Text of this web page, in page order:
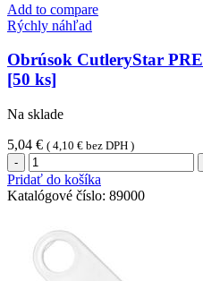
Add to compare
Rýchly náhľad
Obrúsok CutleryStar
[50 ks]
Na sklade
5,04 € ( 4,10 € bez DPH )
množstvo
Obrúsok
CutleryStar
PREMIUM
40
Pridať do košíka
Katalógové číslo: 89000